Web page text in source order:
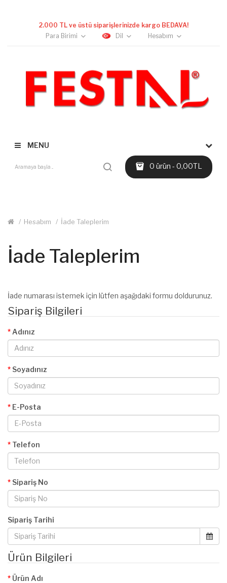
2.000 TL ve üstü siparişlerinizde kargo BEDAVA!
Para Birimi
Dil Hesabım
MENU
0 ürün - 0,00TL
Hesabım İade Taleplerim
İade Taleplerim
İade numarası istemek için lütfen aşağıdaki formu doldurunuz.
Sipariş Bilgileri
Adınız
Soyadınız
E-Posta
Telefon
Sipariş No
Sipariş Tarihi
Ürün Bilgileri
Ürün Adı